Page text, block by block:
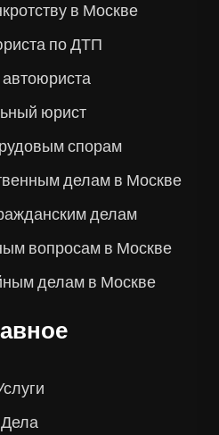
в Москве
по ДТП
автоюриста
юрист
спорам
делам в Москве
делам
вопросам в Москве
делам в Москве
Дела